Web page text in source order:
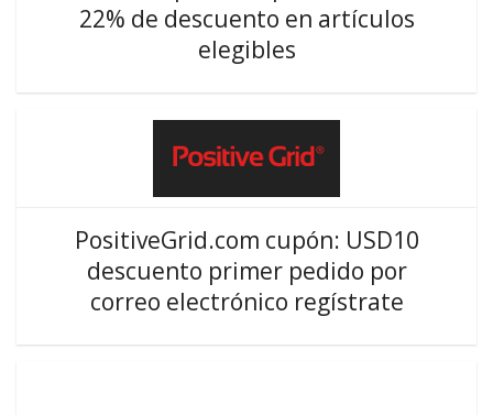
22% de descuento en artículos
elegibles
PositiveGrid.com cupón: USD10
descuento primer pedido por
correo electrónico regístrate